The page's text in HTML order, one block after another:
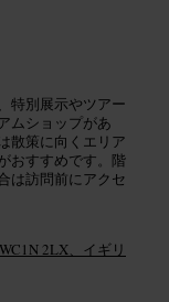
特別展示やツアー
ムショップがあ
散策に向くエリア
おすすめです。階
は訪問前にアクセ
2LX、イギリ